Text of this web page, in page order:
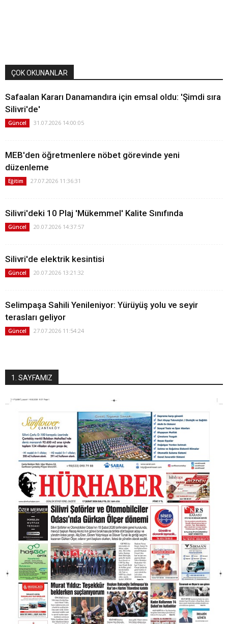
ÇOK OKUNANLAR
Safaalan Kararı Danamandıra için emsal oldu: 'Şimdi sıra
Silivri'de'
Güncel 31.07.2026 14:00:05
MEB'den öğretmenlere nöbet görevinde yeni
düzenleme
Eğitim 27.07.2026 11:36:31
Silivri'deki 10 Plaj 'Mükemmel' Kalite Sınıfında
Güncel 20.07.2026 14:37:57
Silivri'de elektrik kesintisi
Güncel 20.07.2026 13:21:32
Selimpaşa Sahili Yenileniyor: Yürüyüş yolu ve seyir
terasları geliyor
Güncel 27.07.2026 11:54:24
1. SAYFAMIZ